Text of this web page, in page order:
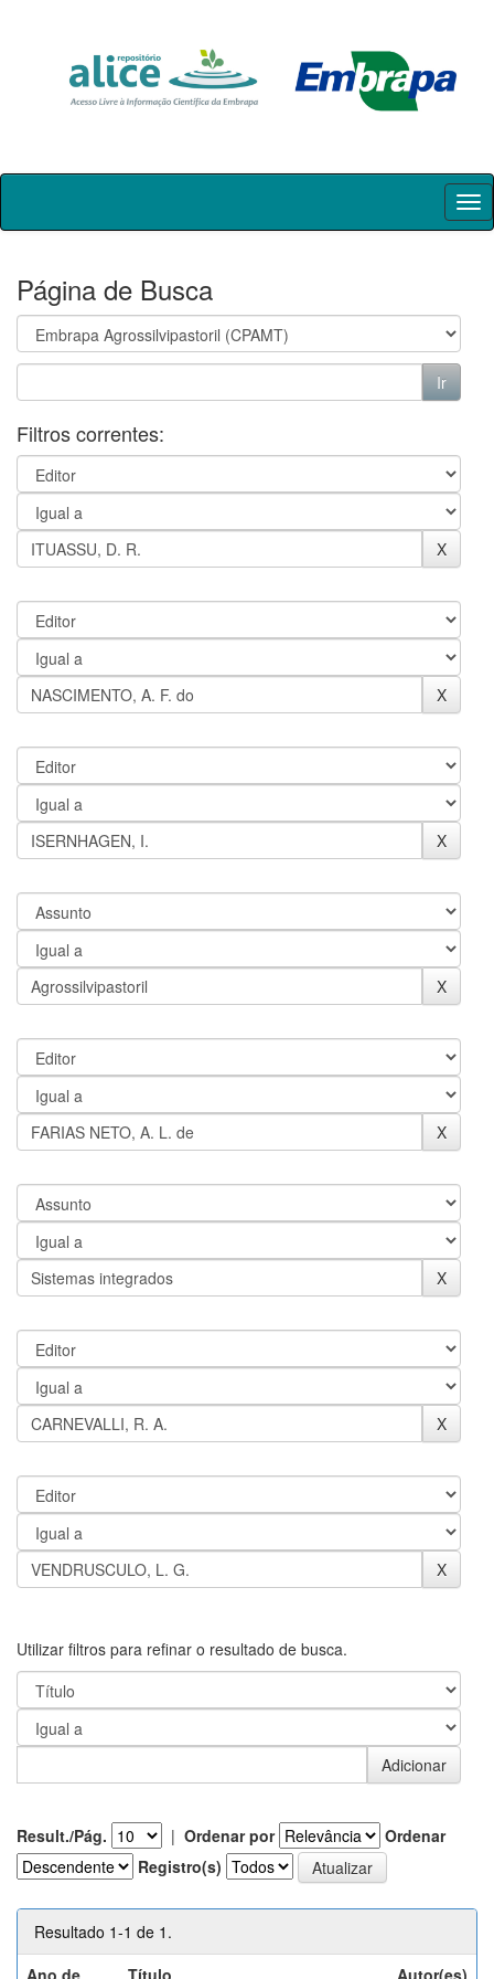
Skip
Página de Busca
Filtros correntes:
Utilizar filtros para refinar o resultado de busca.
Result./Pág. | Ordenar por
Ordenar
Registro(s)
Resultado 1-1 de 1.
Ano de
Título Autor(es)